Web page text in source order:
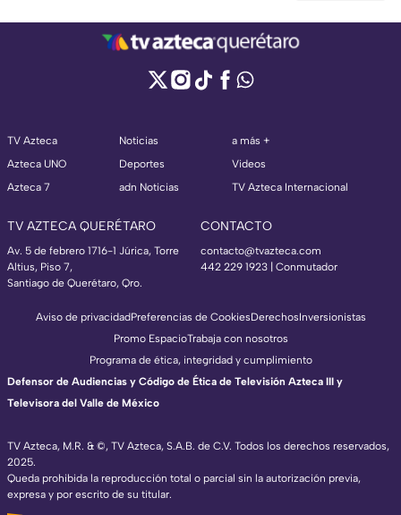
TV Azteca
Azteca UNO
Azteca 7
Noticias
Deportes
adn Noticias
a más +
Videos
TV Azteca Internacional
TV AZTECA QUERÉTARO
Av. 5 de febrero 1716-1 Júrica, Torre
Altius, Piso 7,
Santiago de Querétaro, Qro.
CONTACTO
contacto@tvazteca.com
442 229 1923 | Conmutador
TV Azteca, M.R. & ©, TV Azteca, S.A.B. de C.V. Todos los derechos reservados,
2025.
Queda prohibida la reproducción total o parcial sin la autorización previa,
expresa y por escrito de su titular.
Aviso de privacidadPreferencias de CookiesDerechosInversionistas
Promo EspacioTrabaja con nosotros
Programa de ética, integridad y cumplimiento
Defensor de Audiencias y Código de Ética de Televisión Azteca III y
Televisora del Valle de México